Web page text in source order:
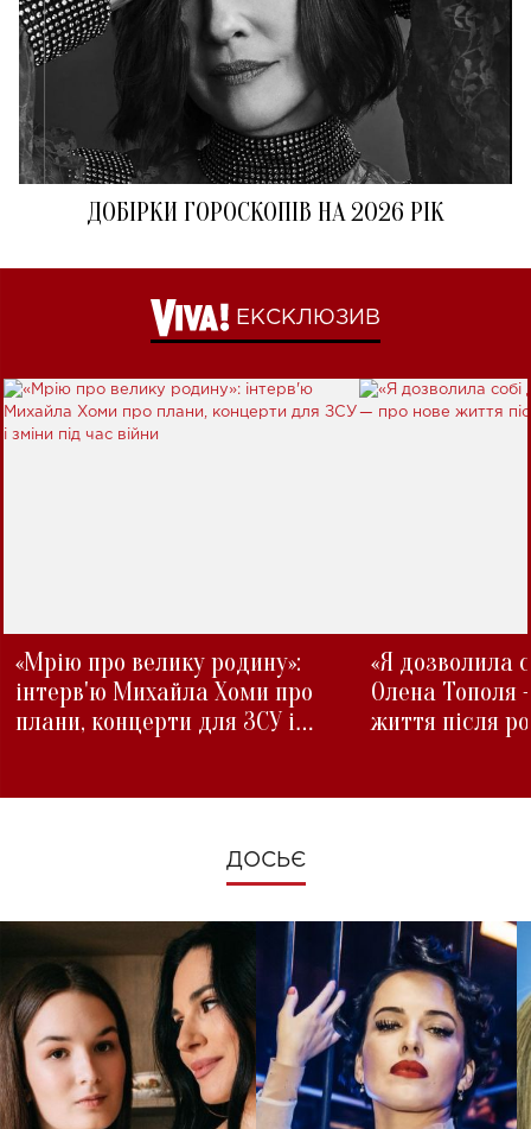
ДОБІРКИ ГОРОСКОПІВ НА 2026 РІК
ЕКСКЛЮЗИВ
«Мрію про велику родину»:
інтерв'ю Михайла Хоми про
плани, концерти для ЗСУ і
«Я дозволила
Олена Тополя
життя після
ДОСЬЄ